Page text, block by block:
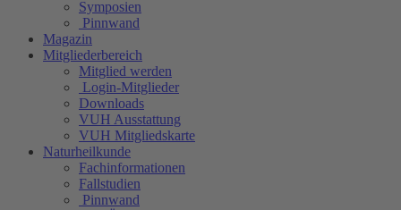
Symposien
Pinnwand
Magazin
Mitgliederbereich
Mitglied werden
Login-Mitglieder
Downloads
VUH Ausstattung
VUH Mitgliedskarte
Naturheilkunde
Fachinformationen
Fallstudien
Pinnwand